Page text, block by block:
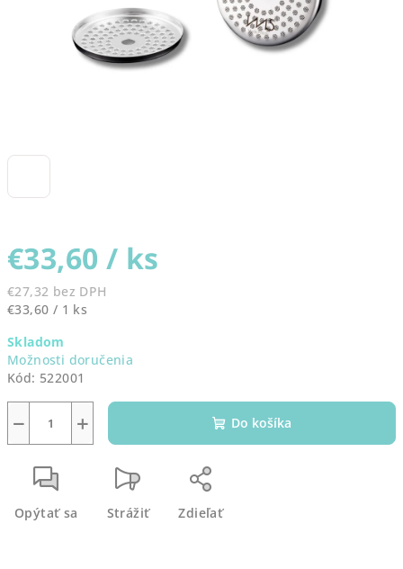
€33,60 / ks
€27,32 bez DPH
Jednotková
€33,60 / 1 ks
Skladom
Možnosti doručenia
Kód: 522001
+
− Do košíka
Opýtať sa Strážiť Zdieľať